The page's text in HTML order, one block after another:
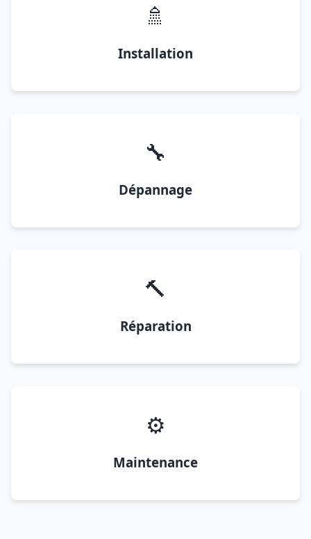
🚿
Installation
🔧
Dépannage
🔨
Réparation
⚙️
Maintenance